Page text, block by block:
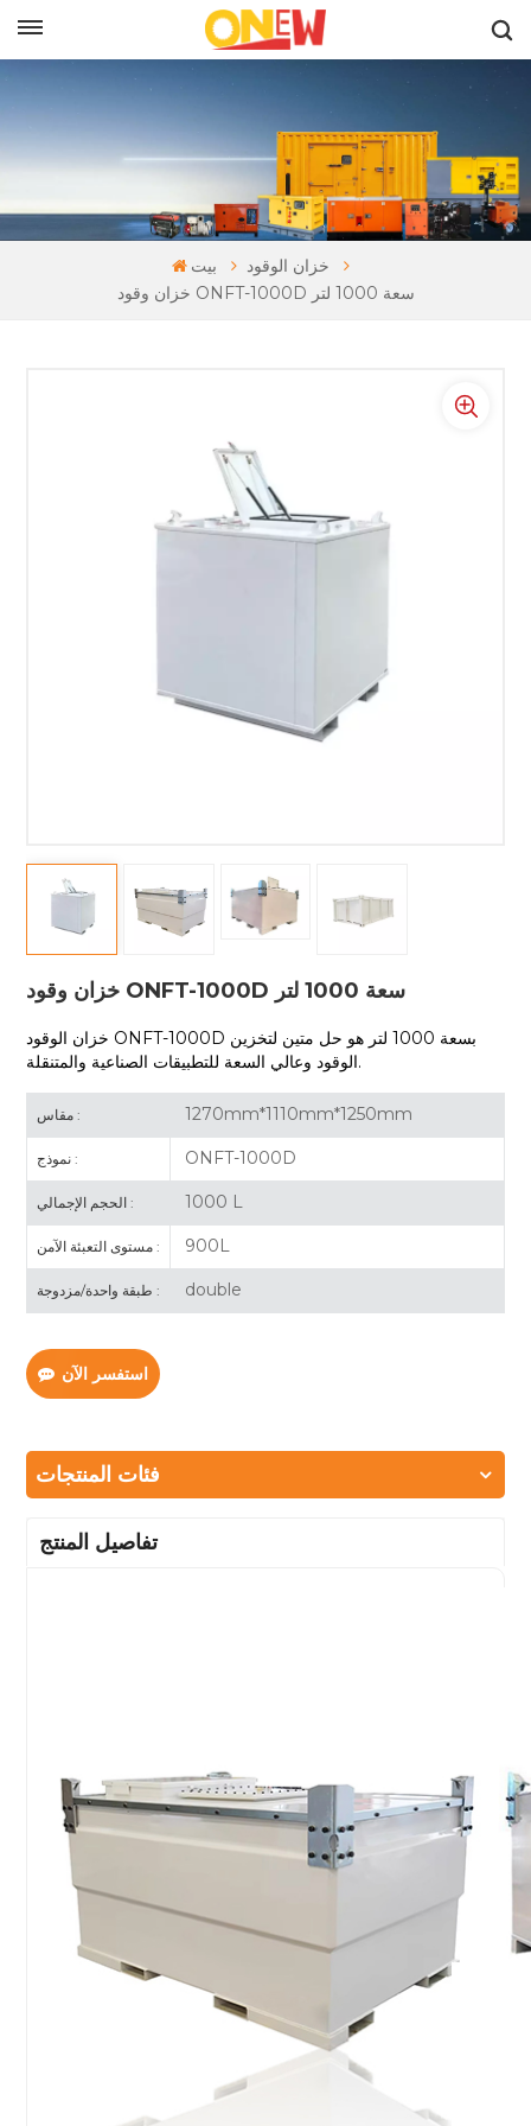
بيت
خزان الوقود
خزان وقود ONFT-1000D سعة 1000 لتر
خزان وقود ONFT-1000D سعة 1000 لتر
خزان الوقود ONFT-1000D بسعة 1000 لتر هو حل متين لتخزين
الوقود وعالي السعة للتطبيقات الصناعية والمتنقلة.
مقاس : 1270mm*1110mm*1250mm
نموذج : ONFT-1000D
الحجم الإجمالي : 1000 L
مستوى التعبئة الآمن : 900L
طبقة واحدة/مزدوجة : double
استفسر الآن
فئات المنتجات
تفاصيل المنتج